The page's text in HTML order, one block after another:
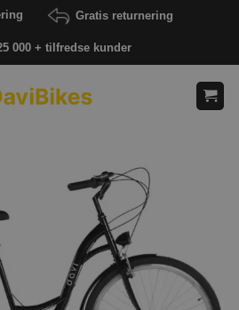
Gratis returnering
000 + tilfredse kunder